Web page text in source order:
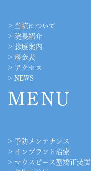
> 当院について
> 院長紹介
> 診療案内
> 料金表
> アクセス
> NEWS
MENU
> 予防メンテナンス
> インプラント治療
> マウスピース型矯正装置